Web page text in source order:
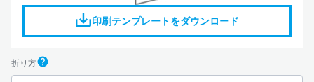
印刷テンプレートをダウンロード
折り方